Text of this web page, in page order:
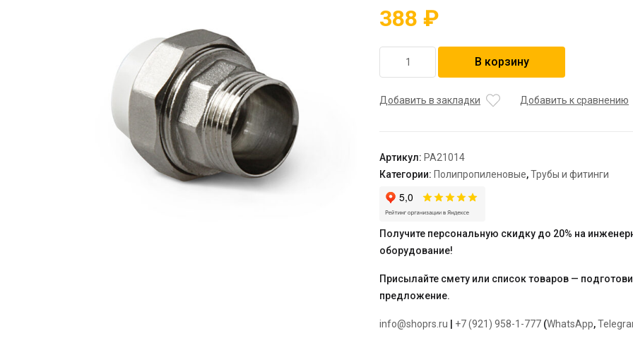
388 ₽
товара
комбинированная
-
3/4"
"PRO
AQUA"
В корзину
Добавить в закладки Добавить к сравнению
Артикул: PA21014
Категории: Полипропиленовые,Трубы и фитинги
Получите персональную скидку до 20% на
оборудование!
Присылайте смету или список товаров —
предложение.
info@shoprs.ru +7 (921) 958-1-777 (WhatsApp,